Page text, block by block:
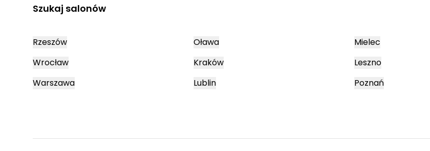
Szukaj salonów
Rzeszów
Wrocław
Warszawa
Oława
Kraków
Lublin
Mielec
Leszno
Poznań